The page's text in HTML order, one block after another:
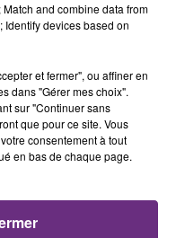
MOI L'ANNÉE
EN...
(Aube). Du
and combine data from
Identify devices based on
et fermer", ou affiner en
dans "Gérer mes choix".
sur "Continuer sans
que pour ce site. Vous
consentement à tout
en bas de chaque page.